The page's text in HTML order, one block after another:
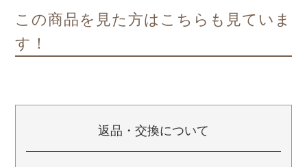
この商品を見た方はこちらも見ていま
す！
返品・交換について